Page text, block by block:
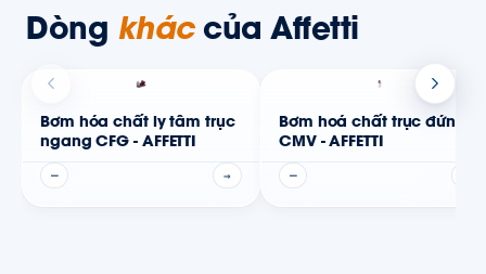
Dòng kháccủa Affetti
Bơm hóa chất ly tâm trục
ngang CFG - AFFETTI
— →
Bơm hoá chất trục đứng
CMV - AFFETTI
—